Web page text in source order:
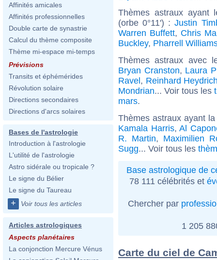
Affinités amicales
Affinités professionnelles
Double carte de synastrie
Calcul du thème composite
Thème mi-espace mi-temps
Prévisions
Transits et éphémérides
Révolution solaire
Directions secondaires
Directions d'arcs solaires
Bases de l'astrologie
Introduction à l'astrologie
L'utilité de l'astrologie
Astro sidérale ou tropicale ?
Le signe du Bélier
Le signe du Taureau
+ Voir tous les articles
Articles astrologiques
Aspects planétaires
La conjonction Mercure Vénus
Thèmes astraux ayant
(orbe 0°11') :Justin
Warren Buffett, Chris
Buckley, Pharrell
Thèmes astraux avec
Bryan Cranston, Laura
Ravel, Reinhard
Mondrian... Voir tous les
mars.
Thèmes astraux ayant
Kamala Harris,Al
R. Martin, Maximilien
Sugg... Voir tous les
Base astrologique de
78 111 célébrités et
Chercher par
1 205
Carte du ciel de